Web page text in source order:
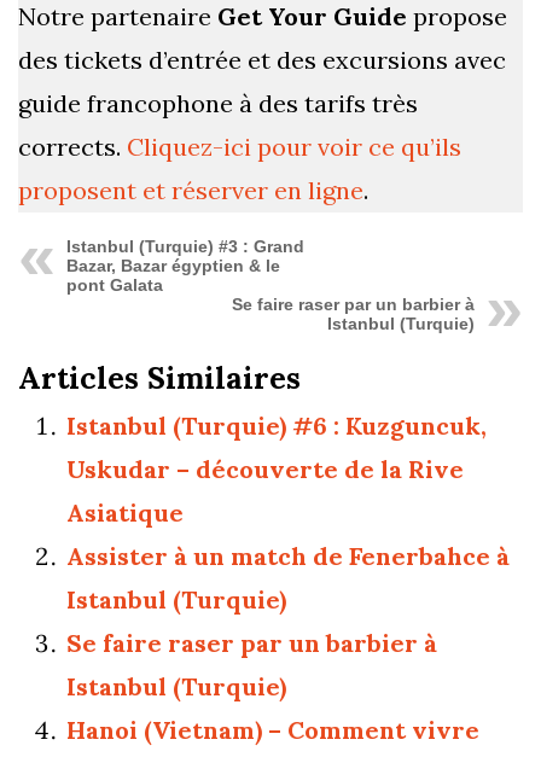
Notre partenaire Get Your Guide propose
des tickets d’entrée et des excursions avec
guide francophone à des tarifs très
corrects. Cliquez-ici pour voir ce qu’ils
proposent et réserver en ligne.
Istanbul (Turquie) #3 : Grand
Bazar, Bazar égyptien & le
pont Galata
Se faire raser par un barbier à
Istanbul (Turquie)
Articles Similaires
Istanbul (Turquie) #6 : Kuzguncuk,
Uskudar – découverte de la Rive
Asiatique
Assister à un match de Fenerbahce à
Istanbul (Turquie)
Se faire raser par un barbier à
Istanbul (Turquie)
Hanoi (Vietnam) – Comment vivre